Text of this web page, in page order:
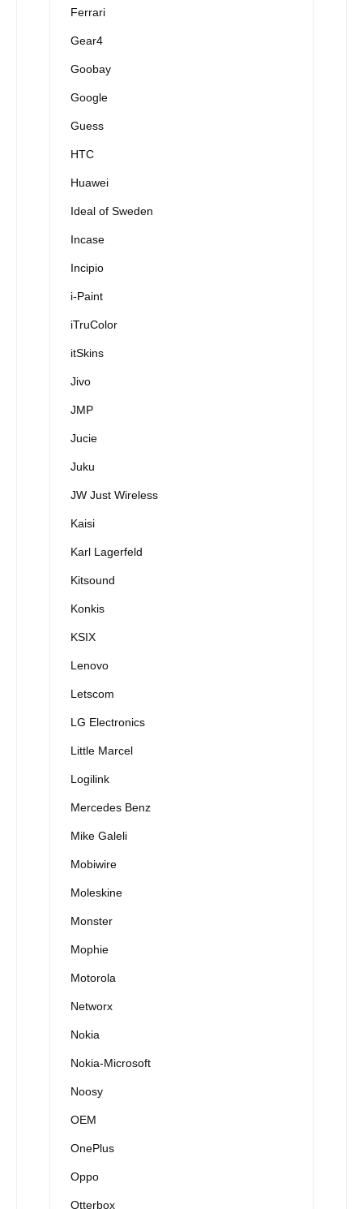
Ferrari
Gear4
Goobay
Google
Guess
HTC
Huawei
Ideal of Sweden
Incase
Incipio
i-Paint
iTruColor
itSkins
Jivo
JMP
Jucie
Juku
JW Just Wireless
Kaisi
Karl Lagerfeld
Kitsound
Konkis
KSIX
Lenovo
Letscom
LG Electronics
Little Marcel
Logilink
Mercedes Benz
Mike Galeli
Mobiwire
Moleskine
Monster
Mophie
Motorola
Networx
Nokia
Nokia-Microsoft
Noosy
OEM
OnePlus
Oppo
Otterbox